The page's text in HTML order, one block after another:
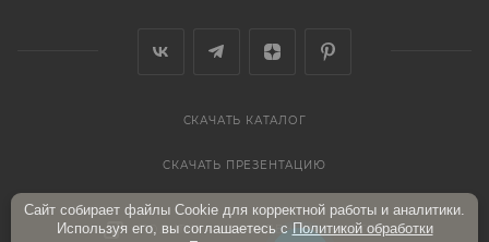
СКАЧАТЬ КАТАЛОГ
СКАЧАТЬ ПРЕЗЕНТАЦИЮ
ПОЛИТИКА КОНФИДЕНЦИАЛЬНОСТИ
Сайт собирает файлы Cookie для корректной работы и аналитики.
Используя его, вы соглашаетесь с Политикой обработки